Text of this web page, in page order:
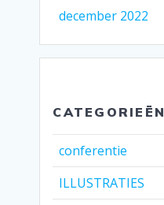
december 2022
CATEGORIEËN
conferentie
ILLUSTRATIES